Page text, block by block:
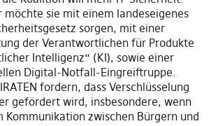
möchte sie mit einem landeseigenes
sorgen, mit einer
der Verantwortlichen für Produkte
Intelligenz“ (KI), sowie einer
Digital-Notfall-Eingreiftruppe.
fordern, dass Verschlüsselung
gefördert wird, insbesondere, wenn
Kommunikation zwischen Bürgern und